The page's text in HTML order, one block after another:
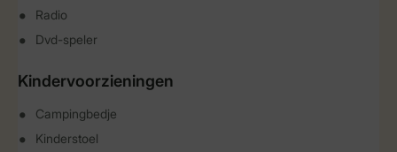
Radio
Dvd-speler
Kindervoorzieningen
Campingbedje
Kinderstoel